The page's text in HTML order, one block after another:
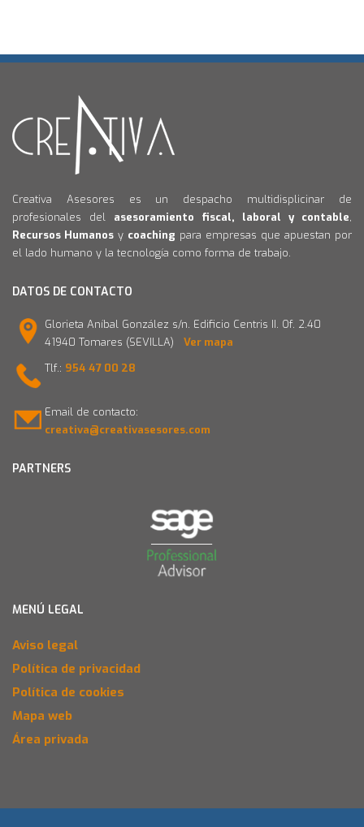
Creativa Asesores es un despacho multidisplicinar de
profesionales del asesoramiento fiscal, laboral y contable,
Recursos Humanos y coaching para empresas que apuestan por
el lado humano y la tecnología como forma de trabajo.
DATOS DE CONTACTO
Glorieta Aníbal González s/n. Edificio Centris II. Of. 2.40
41940 Tomares (SEVILLA) Ver mapa
Tlf.: 954 47 00 28
Email de contacto:
creativa@creativasesores.com
PARTNERS
MENÚ LEGAL
Aviso legal
Política de privacidad
Política de cookies
Mapa web
Área privada